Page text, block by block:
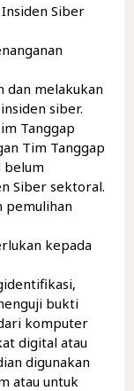
Siber
dan melakukan
siber.
Tanggap
Tim Tanggap
belum
Siber sektoral.
pemulihan
kepada
bukti
komputer
digital atau
digunakan
atau untuk